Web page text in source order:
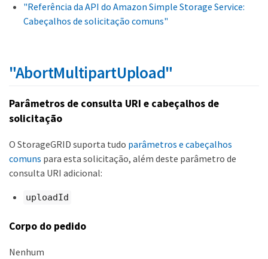
"Referência da API do Amazon Simple Storage Service:
Cabeçalhos de solicitação comuns"
"AbortMultipartUpload"
Parâmetros de consulta URI e cabeçalhos de
solicitação
O StorageGRID suporta tudo parâmetros e cabeçalhos
comuns para esta solicitação, além deste parâmetro de
consulta URI adicional:
uploadId
Corpo do pedido
Nenhum